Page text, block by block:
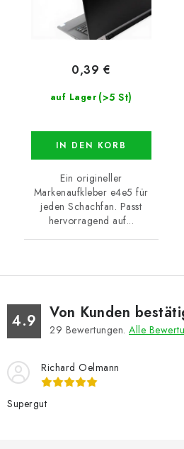
auf Lager (>5 St)
0,39 €
IN DEN KORB
Ein origineller
Markenaufkleber e4e5 für
jeden Schachfan. Passt
hervorragend auf...
4.9 Von Kunden
29 Bewertungen. Alle
Richard Oelmann
Supergut